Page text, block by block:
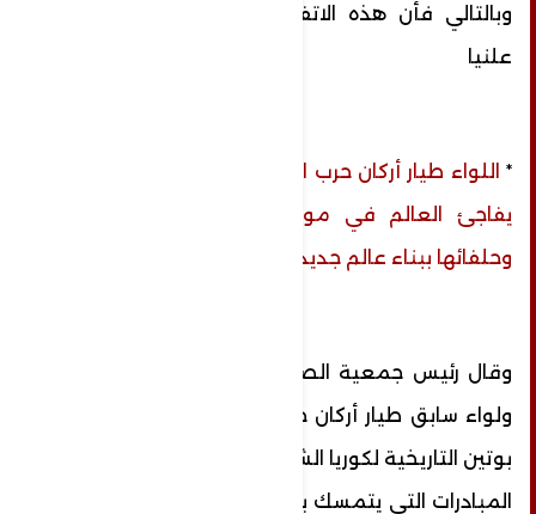
وبالتالي فأن هذه الاتفاقية تجعل كل شيء
علنيا
* اللواء طيار أركان حرب السيد خضر: بوتين ببراعة
يفاجئ العالم في مواجهة الولايات المتحدة
وحلفائها ببناء عالم جديد متعدد الأقطاب
وقال رئيس جمعية الصداقة المصرية السورية
ولواء سابق طيار أركان حرب السيد خضر إن زيارة
بوتين التاريخية لكوريا الشمالية تأتي في سلسلة
المبادرات التي يتمسك بها الرئيس بوتين وببراعة